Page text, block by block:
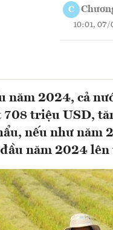
C
10:01,
năm 2024, cả
triệu USD,
nếu như
năm 2024